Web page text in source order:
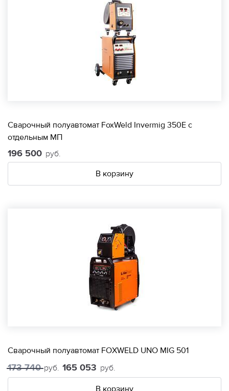
Сварочный полуавтомат FoxWeld Invermig 350E с
отдельным МП
196 500 руб.
В корзину
Сварочный полуавтомат FOXWELD UNO MIG 501
173 740руб. 165 053 руб.
В корзину